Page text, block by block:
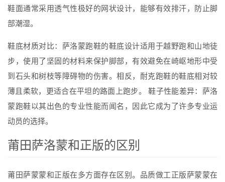
鞋面通常采用透气性极好的网状设计，能够有效排汗，防止脚
部潮湿。
鞋底材质对比：萨洛蒙跑鞋的鞋底设计适用于越野跑和山地徒
步，使用了坚固的材料来保护脚部，有效避免在崎岖地形中受
到石头和树枝等障碍物的伤害。相反，耐克跑鞋的鞋底相对较
薄且柔软，更适合在平坦的路面上跑步。 鞋子性能差异：萨洛
蒙跑鞋以其出色的专业性能而闻名，因此它成为了许多专业运
动员的选择。
莆田萨洛蒙和正版的区别
莆田萨蒙蒙和正版在多方面存在区别。品质做工正版萨蒙蒙在